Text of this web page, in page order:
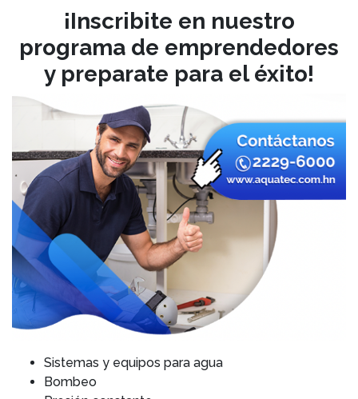
¡Inscribite en nuestro
programa de emprendedores
y preparate para el éxito!
Sistemas y equipos para agua
Bombeo